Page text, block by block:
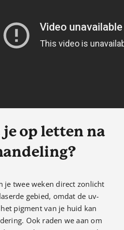
op letten na
je twee weken direct zonlicht
gebied, omdat de uv-
pigment van je huid kan
Ook raden we aan om